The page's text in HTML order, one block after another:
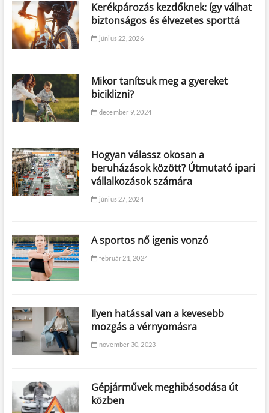
Kerékpározás kezdőknek: így válhat
biztonságos és élvezetes sporttá
június 22, 2026
Mikor tanítsuk meg a gyereket
biciklizni?
december 9, 2024
Hogyan válassz okosan a
beruházások között? Útmutató ipari
vállalkozások számára
június 27, 2024
A sportos nő igenis vonzó
február 21, 2024
Ilyen hatással van a kevesebb
mozgás a vérnyomásra
november 30, 2023
Gépjárművek meghibásodása út
közben